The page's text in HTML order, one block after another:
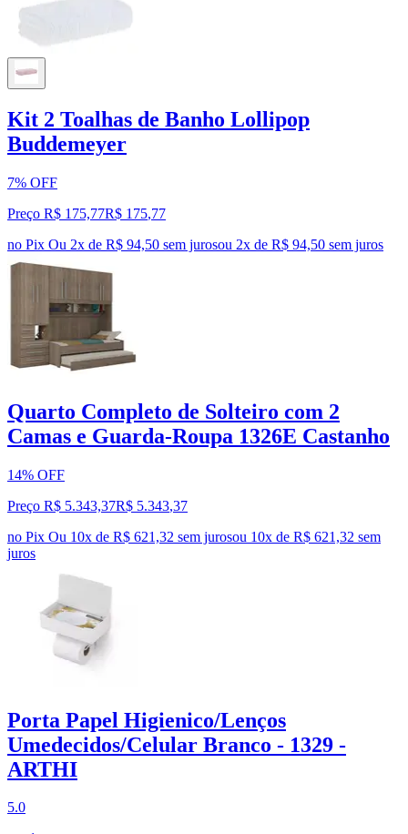
Kit 2 Toalhas de Banho Lollipop
Buddemeyer
7% OFF
Preço R$ 175,77R$ 175,77
no Pix Ou 2x de R$ 94,50 sem jurosou 2x de R$ 94,50 sem juros
Quarto Completo de Solteiro com 2
Camas e Guarda-Roupa 1326E Castanho
14% OFF
Preço R$ 5.343,37R$ 5.343,37
no Pix Ou 10x de R$ 621,32 sem jurosou 10x de R$ 621,32 sem
juros
Porta Papel Higienico/Lenços
Umedecidos/Celular Branco - 1329 -
ARTHI
5.0